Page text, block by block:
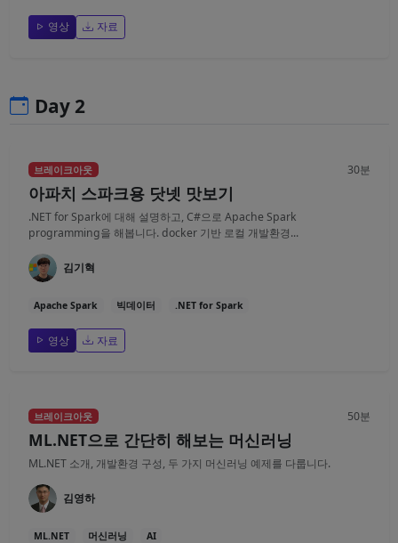
영상 자료
Day 2
브레이크아웃 30분
아파치 스파크용 닷넷 맛보기
.NET for Spark에 대해 설명하고, C#으로 Apache Spark
programming을 해봅니다. docker 기반 로컬 개발환경...
김기혁
Apache Spark 빅데이터 .NET for Spark
영상 자료
브레이크아웃 50분
ML.NET으로 간단히 해보는 머신러닝
ML.NET 소개, 개발환경 구성, 두 가지 머신러닝 예제를 다룹니다.
김영하
ML.NET 머신러닝 AI